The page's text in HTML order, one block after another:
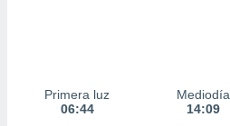
Primera luz
06:44
Mediodía
14:09